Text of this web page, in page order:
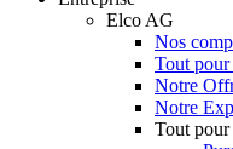
Elco AG
Nos
Tout
Notre
Notre
Tout